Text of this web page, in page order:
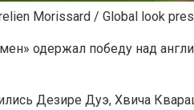
Morissard / Global look
одержал победу над
Дезире Дуэ, Хвича